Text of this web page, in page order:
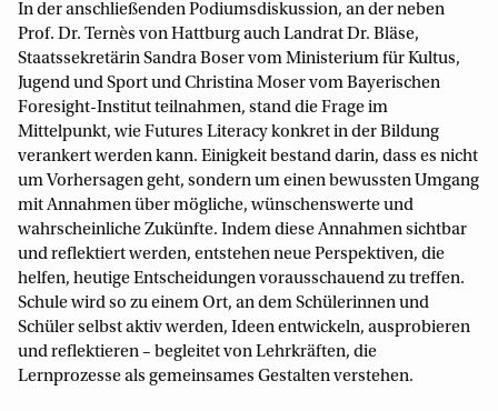
In der anschließenden Podiumsdiskussion, an der neben
Prof. Dr. Ternès von Hattburg auch Landrat Dr. Bläse,
Staatssekretärin Sandra Boser vom Ministerium für Kultus,
Jugend und Sport und Christina Moser vom Bayerischen
Foresight-Institut teilnahmen, stand die Frage im
Mittelpunkt, wie Futures Literacy konkret in der Bildung
verankert werden kann. Einigkeit bestand darin, dass es nicht
um Vorhersagen geht, sondern um einen bewussten Umgang
mit Annahmen über mögliche, wünschenswerte und
wahrscheinliche Zukünfte. Indem diese Annahmen sichtbar
und reflektiert werden, entstehen neue Perspektiven, die
helfen, heutige Entscheidungen vorausschauend zu treffen.
Schule wird so zu einem Ort, an dem Schülerinnen und
Schüler selbst aktiv werden, Ideen entwickeln, ausprobieren
und reflektieren – begleitet von Lehrkräften, die
Lernprozesse als gemeinsames Gestalten verstehen.